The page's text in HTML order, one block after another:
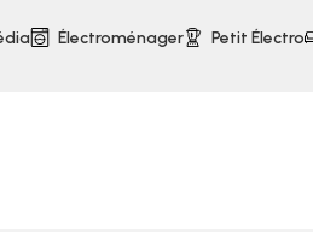
Électroménager Petit Électro